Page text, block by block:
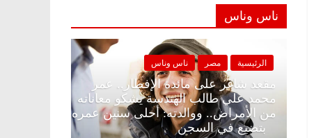
ناس وناس
مقعد شاغر
محمد علي
من الأمراض..
بتضيع في السجن
الرئيسية مصر ناس وناس
مقعد شاغر على الإفطار وبلكونة بلا زينة
رمضان.. د. عبدالخالق فاروق خبير
اقتصادي في انتظار حلم الحرية ولمة